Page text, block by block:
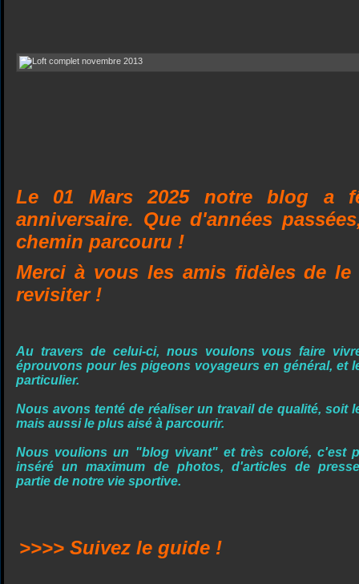
Le 01 Mars 2025 notre blog a
anniversaire. Que d'années
chemin parcouru !
Merci à vous les amis fidèles de
revisiter !
Au travers de celui-ci, nous voulons vous faire
éprouvons pour les pigeons voyageurs en général, et
particulier.
Nous avons tenté de réaliser un travail de qualité, soit
mais aussi le plus aisé à parcourir.
Nous voulions un "blog vivant" et très coloré, c'est
inséré un maximum de photos, d'articles de
partie de notre vie sportive.
>>>> Suivez le guide !